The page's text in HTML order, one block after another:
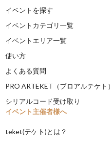
イベントを探す
イベントカテゴリ一覧
イベントエリア一覧
使い方
よくある質問
PRO ARTEKET（プロアルテケト）
シリアルコード受け取り
イベント主催者様へ
teket(テケト)とは？